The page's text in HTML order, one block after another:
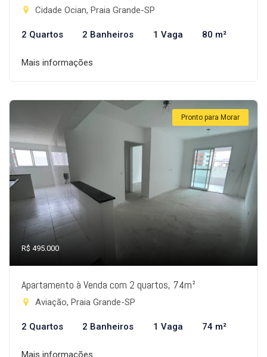
Cidade Ocian, Praia Grande-SP
2 Quartos 2 Banheiros 1 Vaga 80 m²
Mais informações
Pronto para Morar
R$ 495.000
Apartamento à Venda com 2 quartos, 74m²
Aviação, Praia Grande-SP
2 Quartos 2 Banheiros 1 Vaga 74 m²
Mais informações